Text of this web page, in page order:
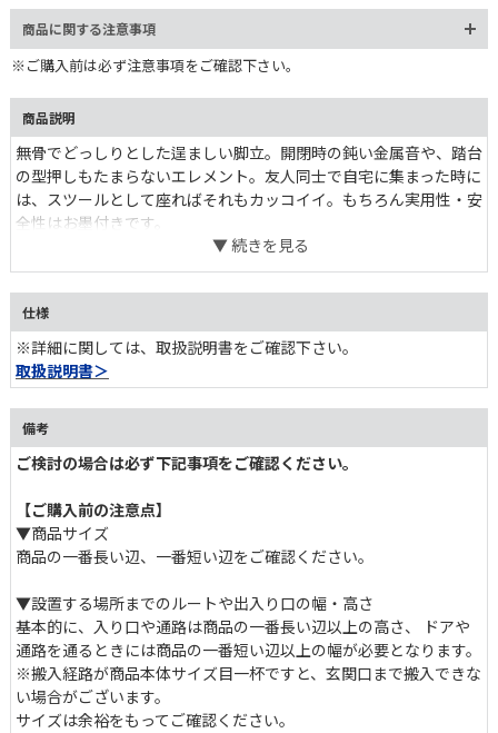
商品に関する注意事項
※ご購入前は必ず注意事項をご確認下さい。
商品説明
無骨でどっしりとした逞ましい脚立。開閉時の鈍い金属音や、踏台
の型押しもたまらないエレメント。友人同士で自宅に集まった時に
は、スツールとして座ればそれもカッコイイ。もちろん実用性・安
全性はお墨付きです。
仕様
※詳細に関しては、取扱説明書をご確認下さい。
取扱説明書＞
備考
ご検討の場合は必ず下記事項をご確認ください。
【ご購入前の注意点】
▼商品サイズ
商品の一番長い辺、一番短い辺をご確認ください。
▼設置する場所までのルートや出入り口の幅・高さ
基本的に、入り口や通路は商品の一番長い辺以上の高さ、 ドア
通路を通るときには商品の一番短い辺以上の幅が必要となります。
※搬入経路が商品本体サイズ目一杯ですと、玄関口まで搬入できな
い場合がございます。
サイズは余裕をもってご確認ください。